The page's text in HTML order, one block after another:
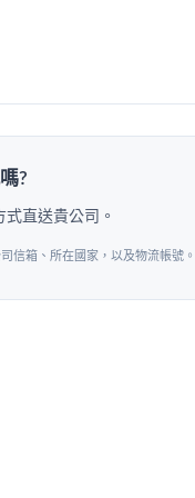
?
直送貴公司。
信箱、所在國家，以及物流帳號
適